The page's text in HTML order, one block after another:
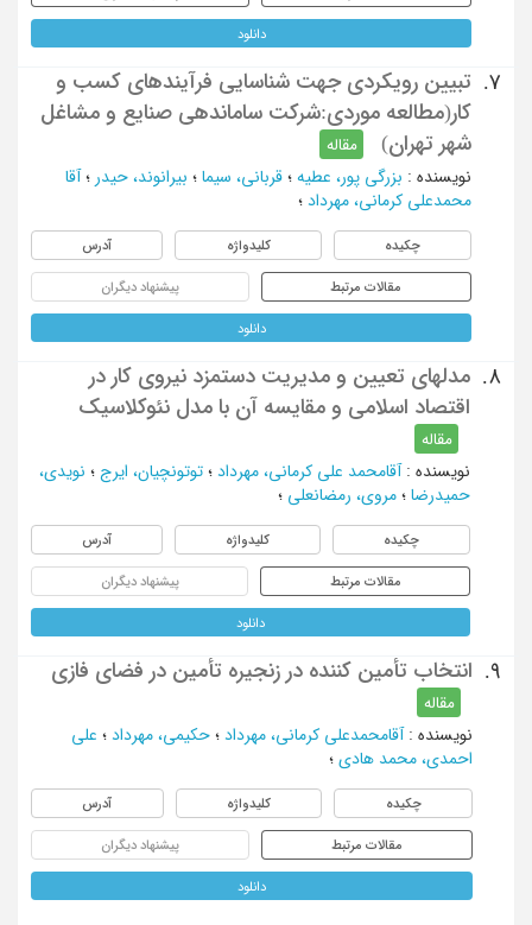
دانلود
7.
تبیین رویکردی جهت شناسایی فرآیندهای کسب و
کار(مطالعه موردی:شرکت ساماندهی صنایع و مشاغل
شهر تهران)
مقاله
نویسنده : بزرگی پور، عطیه ؛ قربانی، سیما ؛ بیرانوند، حیدر ؛ آقا
محمدعلی کرمانی، مهرداد ؛
چکیده کلیدواژه آدرس
مقالات مرتبط پیشنهاد دیگران
دانلود
8.
مدلهای تعيين و مديريت دستمزد نيروی كار در
اقتصاد اسلامی و مقايسه آن با مدل نئوكلاسيك
مقاله
نویسنده : آقامحمد علی کرمانی، مهرداد ؛ توتونچیان، ایرج ؛ نویدی،
حمیدرضا ؛ مروی، رمضانعلی ؛
چکیده کلیدواژه آدرس
مقالات مرتبط پیشنهاد دیگران
دانلود
9. انتخاب تأمین کننده در زنجیره تأمین در فضای فازی
مقاله
نویسنده : آقامحمدعلی کرمانی، مهرداد ؛ حکیمی، مهرداد ؛ علی
احمدی، محمد هادی ؛
چکیده کلیدواژه آدرس
مقالات مرتبط پیشنهاد دیگران
دانلود